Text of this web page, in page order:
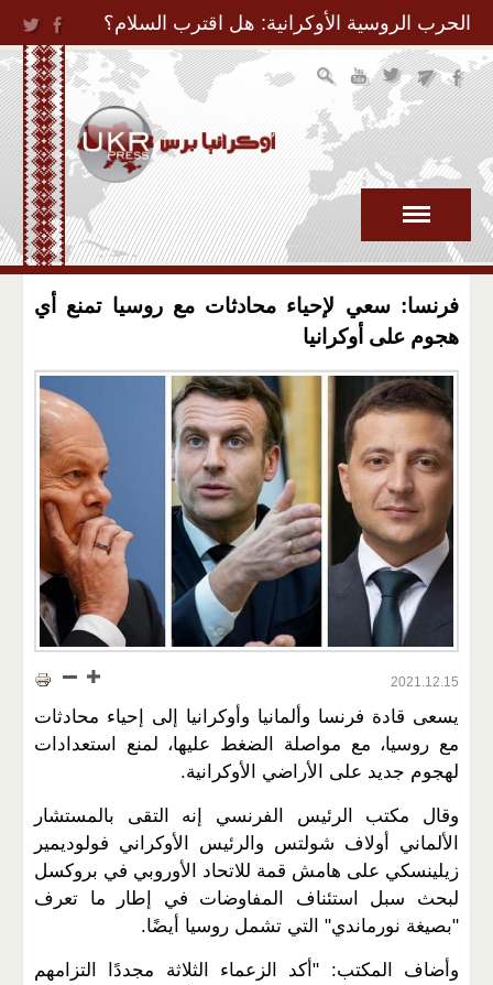
Jump to Navigation
الحرب الروسية الأوكرانية: هل اقترب السلام؟
فرنسا: سعي لإحياء محادثات مع روسيا تمنع أي
هجوم على أوكرانيا
2021.12.15
يسعى قادة فرنسا وألمانيا وأوكرانيا إلى إحياء محادثات
مع روسيا، مع مواصلة الضغط عليها، لمنع استعدادات
لهجوم جديد على الأراضي الأوكرانية.
وقال مكتب الرئيس الفرنسي إنه التقى بالمستشار
الألماني أولاف شولتس والرئيس الأوكراني فولوديمير
زيلينسكي على هامش قمة للاتحاد الأوروبي في بروكسل
لبحث سبل استئناف المفاوضات في إطار ما تعرف
"بصيغة نورماندي" التي تشمل روسيا أيضًا.
وأضاف المكتب: "أكد الزعماء الثلاثة مجددًا التزامهم